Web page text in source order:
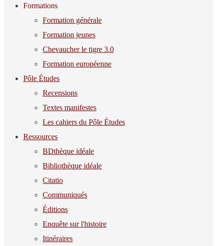
Formations
Formation générale
Formation jeunes
Chevaucher le tigre 3.0
Formation européenne
Pôle Études
Recensions
Textes manifestes
Les cahiers du Pôle Études
Ressources
BDthèque idéale
Bibliothèque idéale
Citatio
Communiqués
Éditions
Enquête sur l'histoire
Itinéraires